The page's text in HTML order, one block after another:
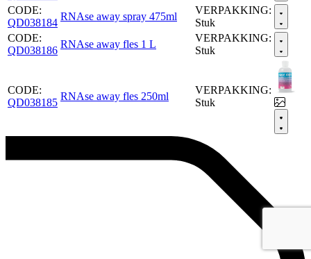
CODE:
QD038184
RNAse away spray 475ml
VERPAKKING:
Stuk
CODE:
QD038186
RNAse away fles 1 L
VERPAKKING:
Stuk
CODE:
QD038185
RNAse away fles 250ml
VERPAKKING:
Stuk